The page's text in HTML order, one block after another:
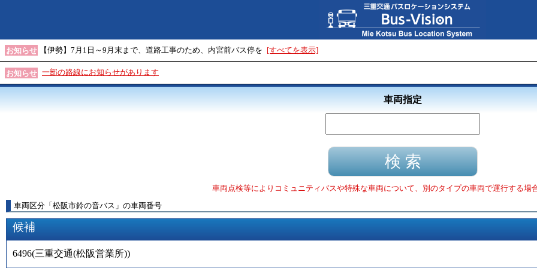
お知らせ 【伊勢】7月1日～9月末まで、道路工事のため、内宮前バス停を [すべてを表示]
お知らせ 一部の路線にお知らせがあります
車両指定
車両点検等によりコミュニティバスや特殊な車両について、別のタイプの車両で運行する場
車両区分 「 松阪市鈴の音バス 」 の車両番号
候補
6496(三重交通(松阪営業所))